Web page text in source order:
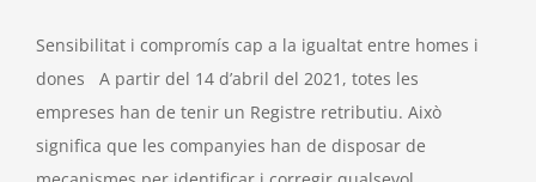
Sensibilitat i compromís cap a la igualtat entre homes i
dones A partir del 14 d’abril del 2021, totes les
empreses han de tenir un Registre retributiu. Això
significa que les companyies han de disposar de